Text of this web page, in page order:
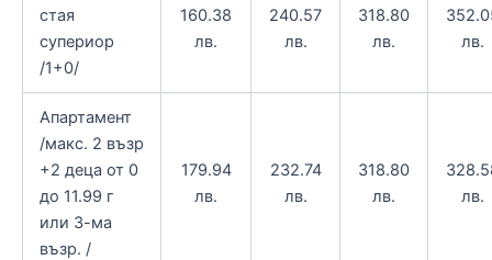
стая
супериор
/1+0/
160.38
лв.
240.57
лв.
318.80
лв.
лв.
Апартамент
/макс. 2 възр
+2 деца от 0
до 11.99 г
или 3-ма
възр. /
179.94
лв.
232.74
лв.
318.80
лв.
лв.